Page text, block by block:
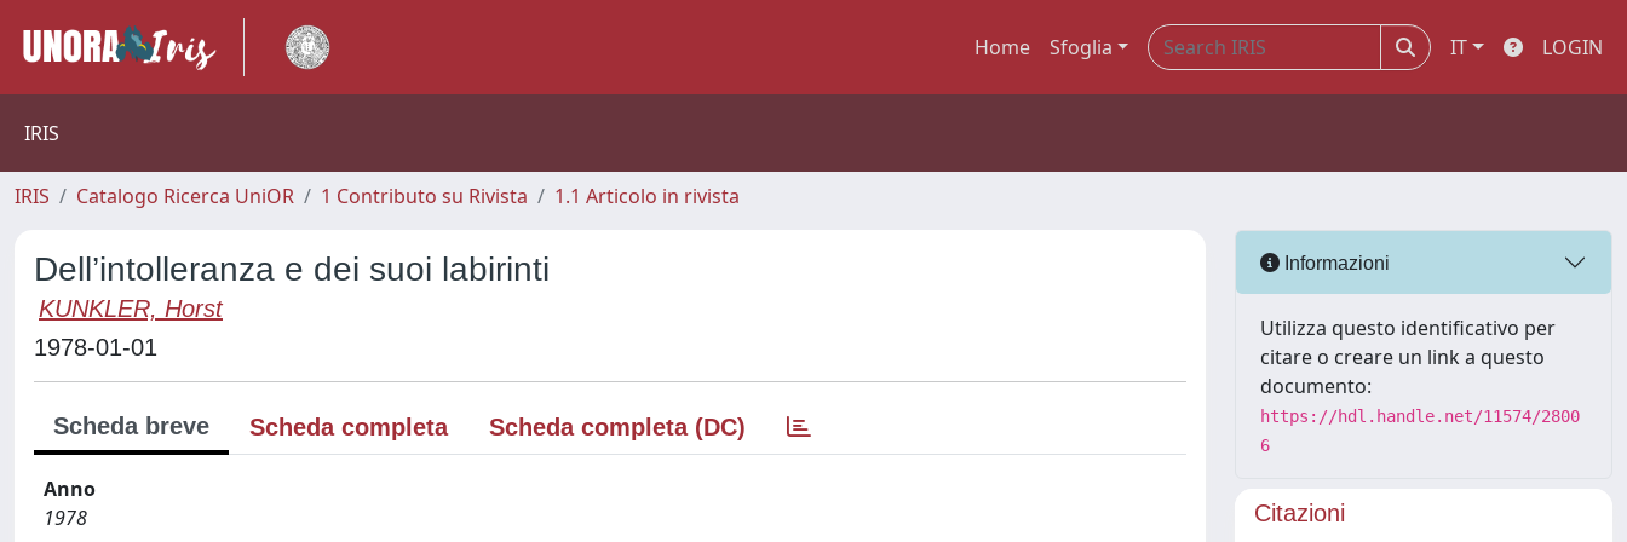
Home Sfoglia IT LOGIN
IRIS
IRIS Catalogo Ricerca UniOR 1 Contributo su Rivista 1.1 Articolo in rivista
Dell’intolleranza e dei suoi labirinti
KUNKLER, Horst
1978-01-01
Scheda breve Scheda completa Scheda completa (DC)
Anno
1978
Informazioni
Utilizza questo identificativo per
citare o creare un link a questo
documento:
https://hdl.handle.net/11574/2800
6
Citazioni